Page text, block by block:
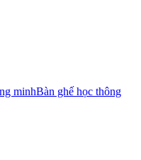
Bàn ghế học thông